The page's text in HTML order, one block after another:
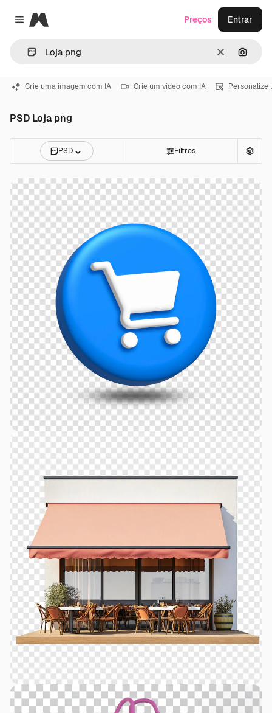
Close menu
Magnific
Limpar
Preços Entrar
Crie uma imagem com IA Crie um vídeo com IA Personalize
PSD Loja png
PSD Filtros